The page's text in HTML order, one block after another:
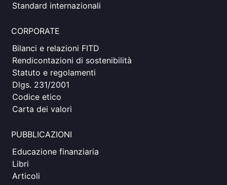
Standard internazionali
CORPORATE
Bilanci e relazioni FITD
Rendicontazioni di sostenibilità
Statuto e regolamenti
Dlgs. 231/2001
Codice etico
Carta dei valori
PUBBLICAZIONI
Educazione finanziaria
Libri
Articoli